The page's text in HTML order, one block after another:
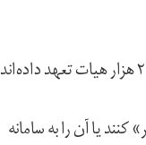
مصطفی جلالی،‌ معاون فرهنگی سازمان تبلیغات اسلامی،‌ روز پنج‌شنبه به خبرگزاری مهر گفته بود ۲۱ هزار هیات تعهد داده‌اند
یا آن را به سامانه